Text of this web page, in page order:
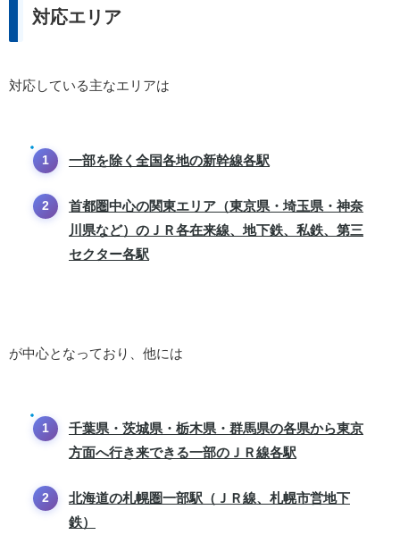
対応エリア
対応している主なエリアは
一部を除く全国各地の新幹線各駅
首都圏中心の関東エリア（東京県・埼玉県・神奈
川県など）のＪＲ各在来線、地下鉄、私鉄、第三
セクター各駅
が中心となっており、他には
千葉県・茨城県・栃木県・群馬県の各県から東京
方面へ行き来できる一部のＪＲ線各駅
北海道の札幌圏一部駅（ＪＲ線、札幌市営地下
鉄）